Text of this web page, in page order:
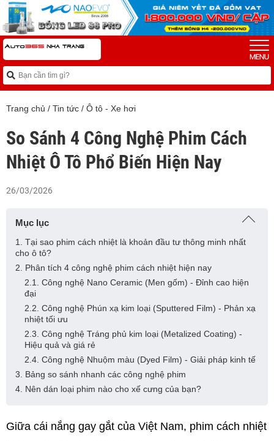
Trang chủ / Tin tức / Ô tô - Xe hơi
So Sánh 4 Công Nghệ Phim Cách
Nhiệt Ô Tô Phổ Biến Hiện Nay
26/03/2026
Mục lục
1. Tại sao phim cách nhiệt là khoản đầu tư thông minh nhất
cho ô tô?
2. Phân tích 4 công nghệ phim cách nhiệt hiện nay
2.1. Công nghệ Nano Ceramic (Men gốm) - Đỉnh cao hiện
đại
2.2. Công nghệ Phún xạ kim loại (Sputtered Film) - Phản xạ
nhiệt tối ưu
2.3. Công nghệ Tráng phủ kim loại (Metalized Coating) -
Hiệu quả và giá rẻ
2.4. Công nghệ Nhuộm màu (Dyed Film) - Giải pháp kinh tế
3. Bảng so sánh nhanh các công nghệ phim
4. Nên dán loại phim nào cho xế cưng của bạn?
Giữa cái nắng gay gắt của Việt Nam, phim cách nhiệt